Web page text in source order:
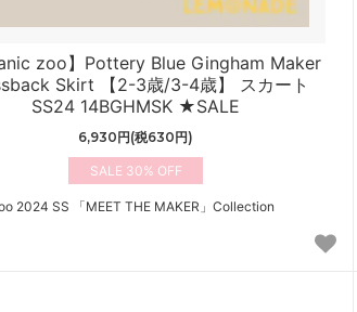
zoo】Pottery Blue Gingham Maker
Skirt 【2-3歳/3-4歳】 スカート
SS24 14BGHMSK ★SALE
6,930円(税630円)
30%
2024 SS 「MEET THE MAKER」Collection